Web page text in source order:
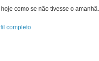
como se não tivesse o
completo